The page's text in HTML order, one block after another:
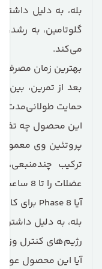
گلوتامین، به
می‌کند.
بهترین زمان مصرف Phase 8 چه زمانی است؟
بعد از تمرین، بین
حمایت طولانی‌مدت
این محصول چه
ترکیب چندمنبعی،
عضلات را تا 8 ساعت تغذیه می‌کند.
آیا Phase 8 برای کاهش وزن نیز مناسب است؟
بله، به دلیل داشتن
رژیم‌های کنترل
آیا این محصول